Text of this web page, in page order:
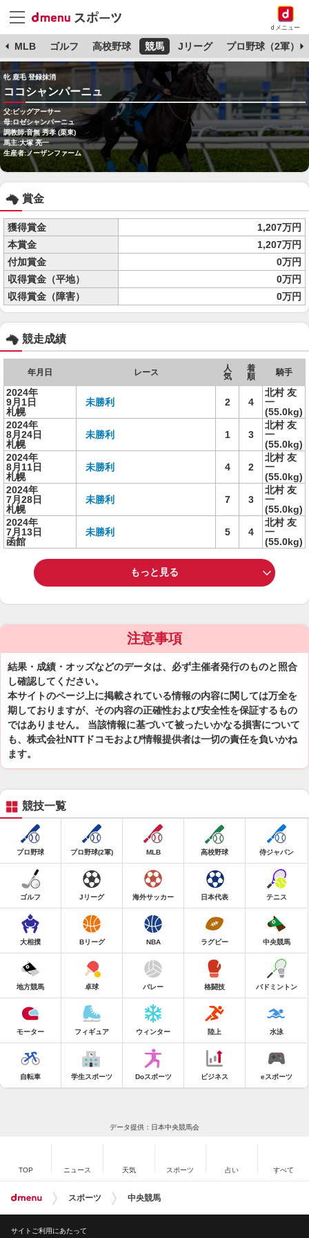
dメニュー
MLB ゴルフ 高校野球 競馬 Jリーグ プロ野球（2軍）
牝 鹿毛 登録抹消
ココシャンパーニュ
父:ビッグアーサー
母:ロゼシャンパーニュ
調教師:音無 秀孝 (栗東)
馬主:大塚 亮一
生産者:ノーザンファーム
賞金
獲得賞金
1,207万円
本賞金
1,207万円
付加賞金
0万円
収得賞金（平地）
0万円
収得賞金（障害）
0万円
競走成績
年月日 レース
人
気
着
順
騎手
2024年
9月1日
札幌
未勝利 2 4
北村 友
一
(55.0kg)
2024年
8月24日
札幌
未勝利 1 3
北村 友
一
(55.0kg)
2024年
8月11日
札幌
未勝利 4 2
北村 友
一
(55.0kg)
2024年
7月28日
札幌
未勝利 7 3
北村 友
一
(55.0kg)
2024年
7月13日
函館
未勝利 5 4
北村 友
一
(55.0kg)
もっと見る
注意事項
結果・成績・オッズなどのデータは、必ず主催者発行のものと照合
し確認してください。
本サイトのページ上に掲載されている情報の内容に関しては万全を
期しておりますが、その内容の正確性および安全性を保証するもの
ではありません。 当該情報に基づいて被ったいかなる損害について
も、株式会社NTTドコモおよび情報提供者は一切の責任を負いかね
ます。
競技一覧
プロ野球 プロ野球(2軍) MLB 高校野球 侍ジャパン
ゴルフ Jリーグ 海外サッカー 日本代表 テニス
大相撲 Bリーグ NBA ラグビー 中央競馬
地方競馬 卓球 バレー 格闘技 バドミントン
モーター フィギュア ウィンター 陸上 水泳
自転車 学生スポーツ Doスポーツ ビジネス eスポーツ
データ提供：日本中央競馬会
TOP ニュース 天気 スポーツ 占い すべて
スポーツ 中央競馬
サイトご利用にあたって